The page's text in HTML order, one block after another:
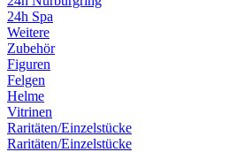
24h Spa
Weitere
Zubehör
Figuren
Felgen
Helme
Vitrinen
Raritäten/Einzelstücke
Raritäten/Einzelstücke